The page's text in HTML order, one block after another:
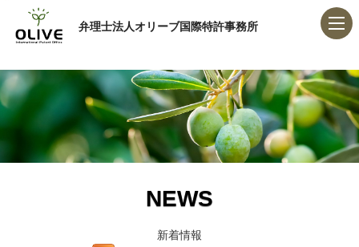
弁理士法人オリーブ国際特許事務所
NEWS
新着情報